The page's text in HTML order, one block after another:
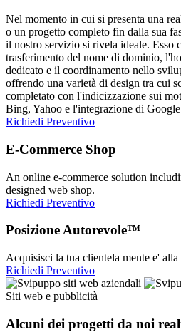
Nel momento in cui si presenta una
o un progetto completo fin dalla sua
il nostro servizio si rivela ideale. Esso
trasferimento del nome di dominio,
dedicato e il coordinamento nello
offrendo una varietà di design tra cui
completato con l'indicizzazione sui
Bing, Yahoo e l'integrazione di
Richiedi Preventivo
E-Commerce Shop
An online e-commerce solution
designed web shop.
Richiedi Preventivo
Posizione Autorevole™
Acquisisci la tua clientela mente e'
Richiedi Preventivo
Siti web e pubblicità
Alcuni dei progetti da noi